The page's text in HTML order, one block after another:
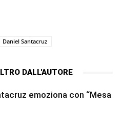
Daniel Santacruz
DALL'AUTORE
emoziona con “Mesa